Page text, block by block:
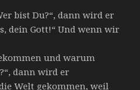
bist Du?“, dann wird er
dein Gott!“ Und wenn wir
und warum
dann wird er
Welt gekommen, weil